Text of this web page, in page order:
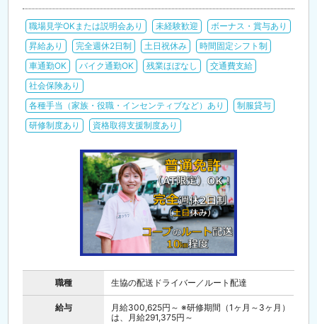
職場見学OKまたは説明会あり 未経験歓迎
ボーナス・賞与あり
昇給あり
完全週休2日制 土日祝休み
時間固定シフト制
車通勤OK
バイク通勤OK 残業ほぼなし
交通費支給
社会保険あり
各種手当（家族・役職・インセンティブなど）あり
制服貸与
研修制度あり
資格取得支援制度あり
職種 生協の配送ドライバー／ルート配達
給与
月給300,625円～ ※研修期間（1ヶ月～3ヶ月）
は、月給291,375円～